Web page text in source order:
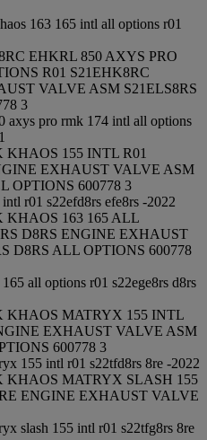
163 165 intl all options r01
EHKRL 850 AXYS PRO
R01 S21EHK8RC
VALVE ASM S21ELS8RS
3
axys pro rmk 174 intl all options
KHAOS 155 INTL R01
EXHAUST VALVE ASM
OPTIONS 600778 3
r01 s22efd8rs efe8rs -2022
KHAOS 163 165 ALL
D8RS ENGINE EXHAUST
D8RS ALL OPTIONS 600778
all options r01 s22ege8rs d8rs
KHAOS MATRYX 155 INTL
EXHAUST VALVE ASM
600778 3
155 intl r01 s22tfd8rs 8re -2022
KHAOS MATRYX SLASH 155
ENGINE EXHAUST VALVE
slash 155 intl r01 s22tfg8rs 8re